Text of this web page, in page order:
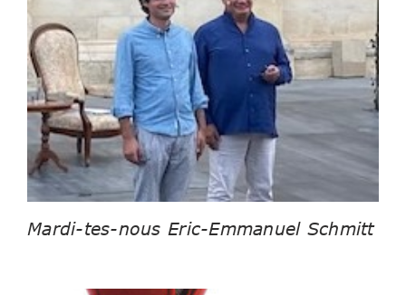
Mardi-tes-nous Eric-Emmanuel Schmitt